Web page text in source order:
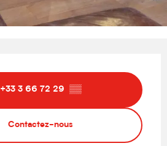
+33 3 66 72 29 ▒▒
Contactez-nous